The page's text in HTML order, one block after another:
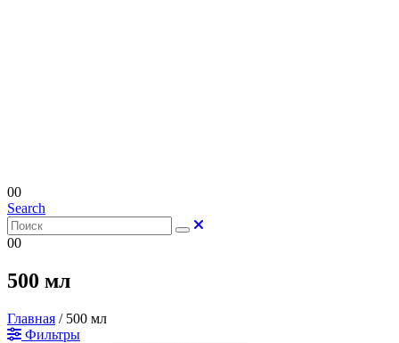
00
Search
00
500 мл
Главная / 500 мл
Фильтры